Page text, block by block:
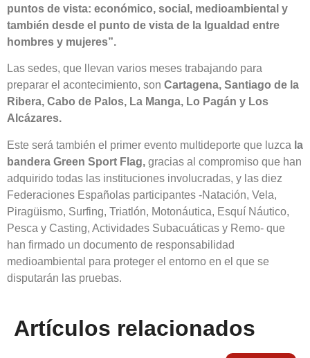
puntos de vista: económico, social, medioambiental y
también desde el punto de vista de la Igualdad entre
hombres y mujeres”.
Las sedes, que llevan varios meses trabajando para
preparar el acontecimiento, son Cartagena, Santiago de la
Ribera, Cabo de Palos, La Manga, Lo Pagán y Los
Alcázares.
Este será también el primer evento multideporte que luzca la
bandera Green Sport Flag, gracias al compromiso que han
adquirido todas las instituciones involucradas, y las diez
Federaciones Españolas participantes -Natación, Vela,
Piragüismo, Surfing, Triatlón, Motonáutica, Esquí Náutico,
Pesca y Casting, Actividades Subacuáticas y Remo- que
han firmado un documento de responsabilidad
medioambiental para proteger el entorno en el que se
disputarán las pruebas.
Artículos relacionados